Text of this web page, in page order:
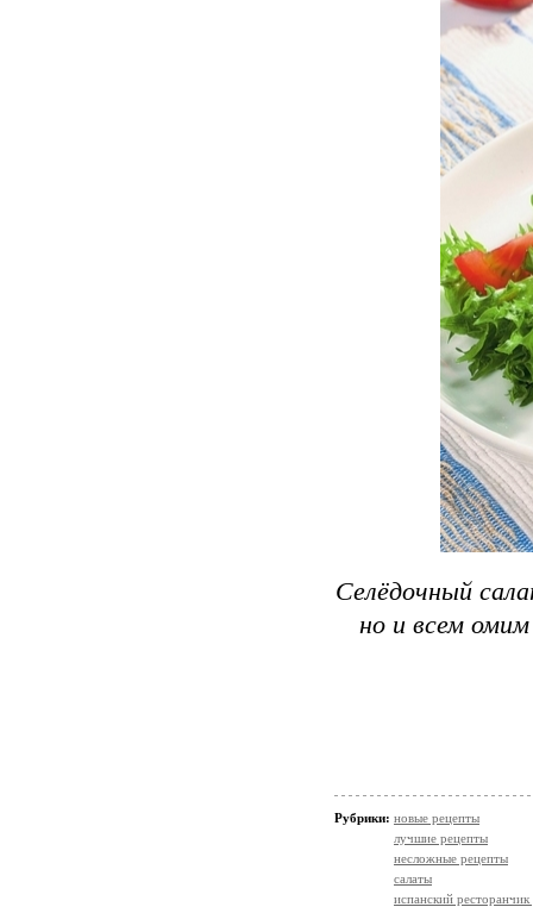
Сeлёдoчный
но и всем
Рубрики: новые рецепты
лучшие рецепты
несложные рецепты
салаты
испанский